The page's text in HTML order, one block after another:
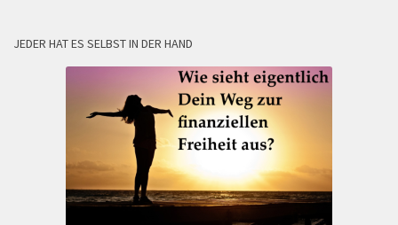
JEDER HAT ES SELBST IN DER HAND